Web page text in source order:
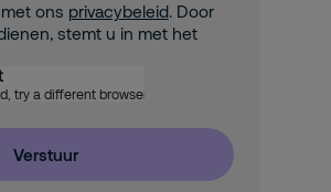
ons privacybeleid. Door
stemt u in met het
try a different browser
Verstuur